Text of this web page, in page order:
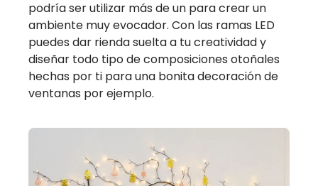
podría ser utilizar más de un para crear un
ambiente muy evocador. Con las ramas LED
puedes dar rienda suelta a tu creatividad y
diseñar todo tipo de composiciones otoñales
hechas por ti para una bonita decoración de
ventanas por ejemplo.